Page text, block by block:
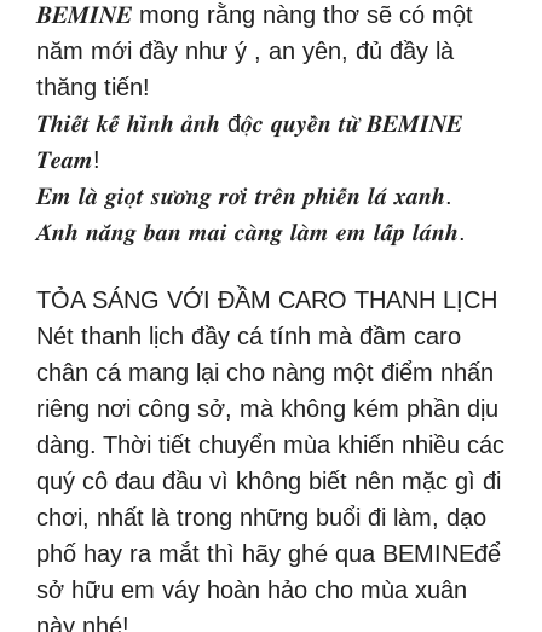
𝑩𝑬𝑴𝑰𝑵𝑬 mong rằng nàng thơ sẽ có một
năm mới đầy như ý , an yên, đủ đầy là
thăng tiến!
𝑻𝒉𝒊𝒆̂́𝒕 𝒌𝒆̂́ 𝒉𝒊̀𝒏𝒉 𝒂̉𝒏𝒉 đ𝒐̣̂𝒄 𝒒𝒖𝒚𝒆̂̀𝒏 𝒕𝒖̛̀ 𝑩𝑬𝑴𝑰𝑵𝑬
𝑻𝒆𝒂𝒎!
𝑬𝒎 𝒍𝒂̀ 𝒈𝒊𝒐̣𝒕 𝒔𝒖̛𝒐̛𝒏𝒈 𝒓𝒐̛𝒊 𝒕𝒓𝒆̂𝒏 𝒑𝒉𝒊𝒆̂́𝒏 𝒍𝒂́ 𝒙𝒂𝒏𝒉.
𝑨́𝒏𝒉 𝒏𝒂̆́𝒏𝒈 𝒃𝒂𝒏 𝒎𝒂𝒊 𝒄𝒂̀𝒏𝒈 𝒍𝒂̀𝒎 𝒆𝒎 𝒍𝒂̂́𝒑 𝒍𝒂́𝒏𝒉.
TỎA SÁNG VỚI ĐẦM CARO THANH LỊCH
Nét thanh lịch đầy cá tính mà đầm caro
chân cá mang lại cho nàng một điểm nhấn
riêng nơi công sở, mà không kém phần dịu
dàng. Thời tiết chuyển mùa khiến nhiều các
quý cô đau đầu vì không biết nên mặc gì đi
chơi, nhất là trong những buổi đi làm, dạo
phố hay ra mắt thì hãy ghé qua BEMINEđể
sở hữu em váy hoàn hảo cho mùa xuân
này nhé!